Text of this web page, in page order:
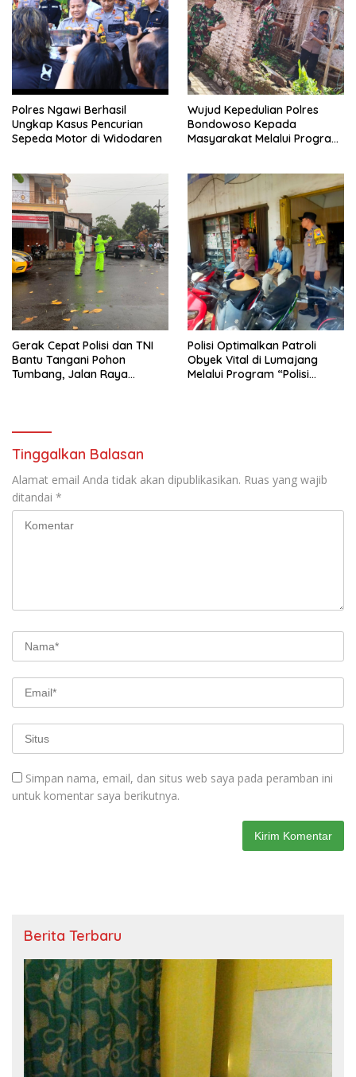
Polres Ngawi Berhasil
Ungkap Kasus Pencurian
Sepeda Motor di Widodaren
Wujud Kepedulian Polres
Bondowoso Kepada
Masyarakat Melalui Program
Gerak Cepat Polisi dan TNI
Bantu Tangani Pohon
Tumbang, Jalan Raya
Polisi Optimalkan Patroli
Obyek Vital di Lumajang
Melalui Program “Polisi
Tinggalkan Balasan
Alamat email Anda tidak akan dipublikasikan. Ruas yang wajib
ditandai *
Simpan nama, email, dan situs web saya pada peramban ini
untuk komentar saya berikutnya.
Berita Terbaru